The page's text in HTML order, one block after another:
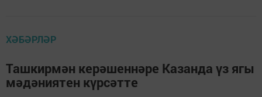
ХӘБӘРЛӘР
Ташкирмән керәшеннәре Казанда үз ягы
мәдәниятен күрсәтте